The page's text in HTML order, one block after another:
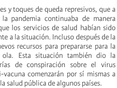
y toques de queda represivos, que a
pandemia continuaba de manera
los servicios de salud habían sido
a la situación. Incluso después de la
recursos para prepararse para la
ola. Esta situación también dio la
de conspiración sobre el virus
comenzarán por sí mismas a
salud pública de algunos países.